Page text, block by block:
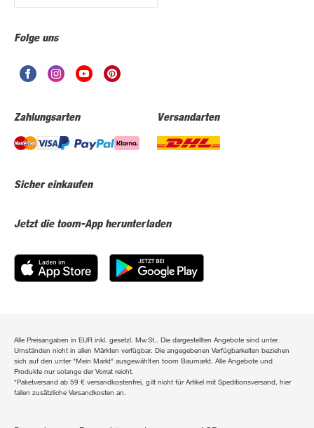
Folge uns
Zahlungsarten Versandarten
Sicher einkaufen
Jetzt die toom-App herunterladen
Alle Preisangaben in EUR inkl. gesetzl. MwSt.. Die dargestellten Angebote sind unter
Umständen nicht in allen Märkten verfügbar. Die angegebenen Verfügbarkeiten beziehen
sich auf den unter "Mein Markt" ausgewählten toom Baumarkt. Alle Angebote und
Produkte nur solange der Vorrat reicht.
*Paketversand ab 59 € versandkostenfrei, gilt nicht für Artikel mit Speditionsversand, hier
fallen zusätzliche Versandkosten an.